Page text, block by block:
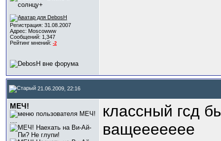
Регистрация: 31.08.2007
Адрес: Moscowww
Сообщений: 1,347
Рейтинг мнений: -2
21.06.2009, 22:16
МЕЧ!
классный гсд
ващеееееее